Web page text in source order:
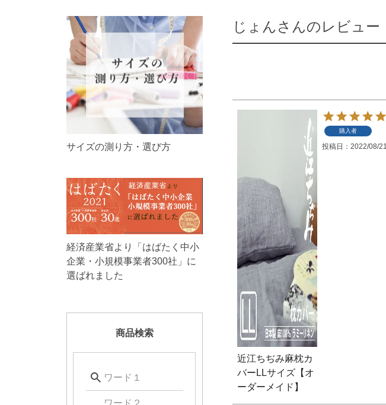
サイズの測り方・選び方
経済産業省より「はばたく中小
企業・小規模事業者300社」に
選ばれました
商品検索
じょんさんのレビュー
近江ちぢみ麻枕カ
バーLLサイズ【オ
ーダーメイド】
購入者
投稿日 2022/08/21